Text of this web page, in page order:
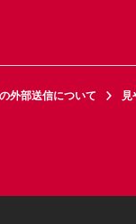
外部送信について
見